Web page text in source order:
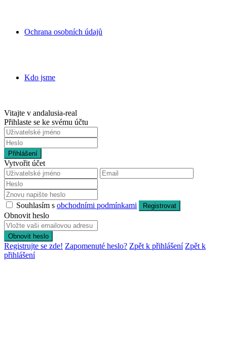
Ochrana osobních údajů
Kdo jsme
Vitajte v andalusia-real
Přihlaste se ke svému účtu
Přihlášení
Vytvořit účet
Souhlasím s obchodními podmínkami Registrovat
Obnovit heslo
Obnovit heslo
Registrujte se zde! Zapomenuté heslo? Zpět k přihlášení Zpět k
přihlášení